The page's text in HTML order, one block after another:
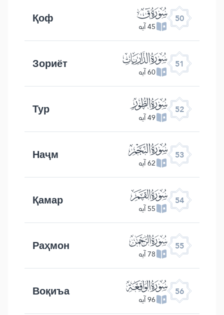
50 ﯟ
45 آیه Қоф
51 ﯠ
60 آیه Зориёт
52 ﯡ
49 آیه Тур
53 ﯢ
62 آیه Наҷм
54 ﯣ
55 آیه Қамар
55 ﯤ
78 آیه Раҳмон
56 ﯥ
96 آیه Воқиъа